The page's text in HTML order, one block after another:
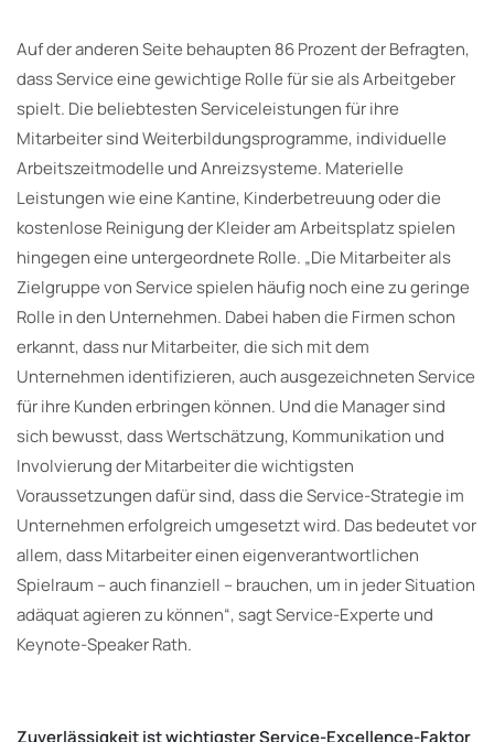
Auf der anderen Seite behaupten 86 Prozent der Befragten,
dass Service eine gewichtige Rolle für sie als Arbeitgeber
spielt. Die beliebtesten Serviceleistungen für ihre
Mitarbeiter sind Weiterbildungsprogramme, individuelle
Arbeitszeitmodelle und Anreizsysteme. Materielle
Leistungen wie eine Kantine, Kinderbetreuung oder die
kostenlose Reinigung der Kleider am Arbeitsplatz spielen
hingegen eine untergeordnete Rolle. „Die Mitarbeiter als
Zielgruppe von Service spielen häufig noch eine zu geringe
Rolle in den Unternehmen. Dabei haben die Firmen schon
erkannt, dass nur Mitarbeiter, die sich mit dem
Unternehmen identifizieren, auch ausgezeichneten Service
für ihre Kunden erbringen können. Und die Manager sind
sich bewusst, dass Wertschätzung, Kommunikation und
Involvierung der Mitarbeiter die wichtigsten
Voraussetzungen dafür sind, dass die Service-Strategie im
Unternehmen erfolgreich umgesetzt wird. Das bedeutet vor
allem, dass Mitarbeiter einen eigenverantwortlichen
Spielraum – auch finanziell – brauchen, um in jeder Situation
adäquat agieren zu können“, sagt Service-Experte und
Keynote-Speaker Rath.
Zuverlässigkeit ist wichtigster Service-Excellence-Faktor